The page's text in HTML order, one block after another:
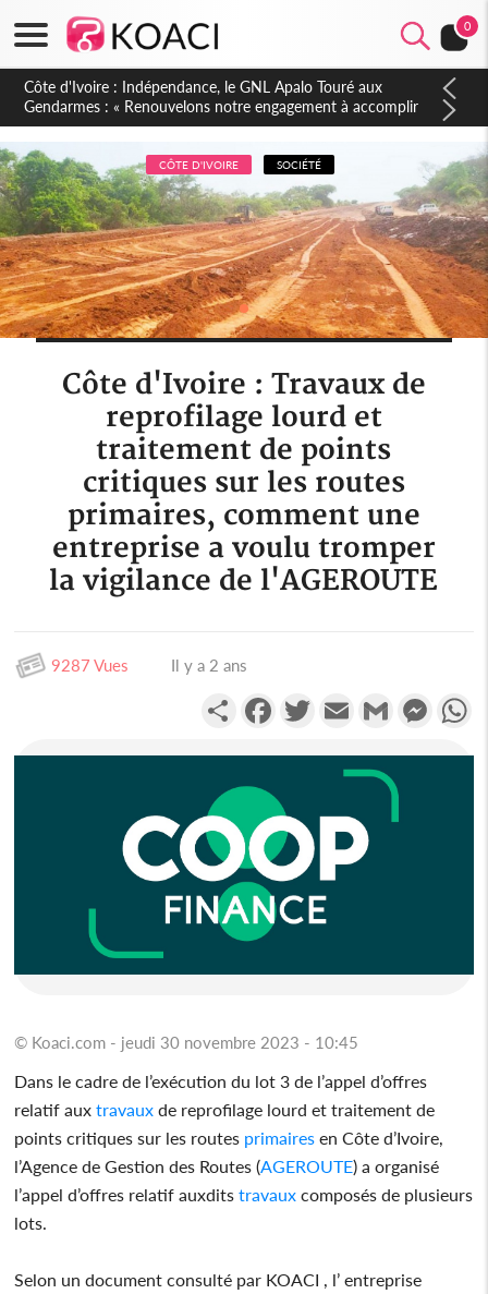
0
Sierra Leone : Un projet de réforme constitutionnelle en
gestation, points clés des amendements, un exclu d'avance
CÔTE D'IVOIRE SOCIÉTÉ
Côte d'Ivoire : Travaux de
reprofilage lourd et
traitement de points
critiques sur les routes
primaires, comment une
entreprise a voulu tromper
la vigilance de l'AGEROUTE
9287 Vues Il y a 2 ans
PartagerFacebookTwitterEmail Gmail
© Koaci.com - jeudi 30 novembre 2023 - 10:45
Dans le cadre de l’exécution du lot 3 de l’appel d’offres
relatif auxtravaux de reprofilage lourd et traitement de
points critiques sur les routes primaires en Côte d’Ivoire,
l’Agence de Gestion des Routes (AGEROUTE) a organisé
l’appel d’offres relatif auxditstravaux composés de plusieurs
lots.
Selon un document consulté par KOACI , l’ entreprise